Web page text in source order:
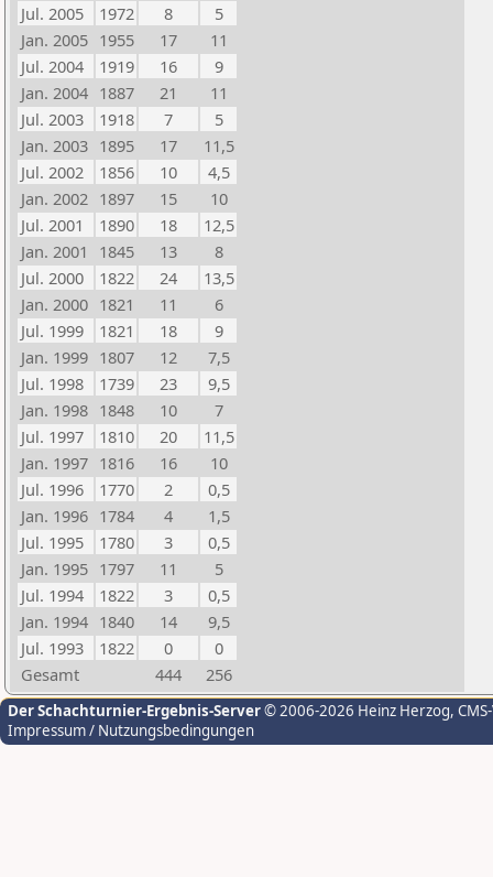
Jul. 2005
1972 8
5
Jan. 2005 1955 17
11
Jul. 2004
1919 16
9
Jan. 2004 1887 21
11
Jul. 2003
1918 7
5
Jan. 2003 1895 17
11,5
Jul. 2002
1856 10
4,5
Jan. 2002 1897 15
10
Jul. 2001
1890 18
12,5
Jan. 2001
1845 13
8
Jul. 2000
1822 24
13,5
Jan. 2000 1821 11
6
Jul. 1999
1821 18
9
Jan. 1999 1807 12
7,5
Jul. 1998
1739 23
9,5
Jan. 1998 1848 10
7
Jul. 1997
1810 20
11,5
Jan. 1997 1816 16
10
Jul. 1996
1770 2
0,5
Jan. 1996 1784 4
1,5
Jul. 1995
1780 3
0,5
Jan. 1995 1797 11
5
Jul. 1994
1822 3
0,5
Jan. 1994 1840 14
9,5
Jul. 1993
1822 0
0
Gesamt
444 256
Der Schachturnier-Ergebnis-Server© 2006-2026 Heinz Herzog,
Impressum / Nutzungsbedingungen